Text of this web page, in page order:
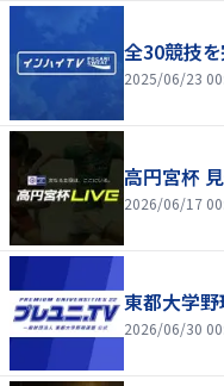
全30競技を
2025/06/23
高円宮杯
2026/06/17
東都大学野
2026/06/30